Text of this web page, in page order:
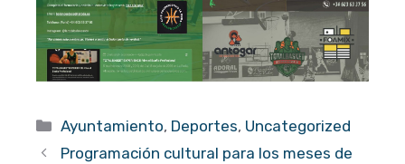
Categorías
Ayuntamiento, Deportes, Uncategorized
Programación cultural para los meses de